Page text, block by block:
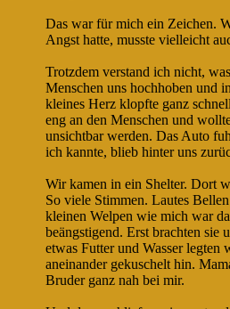
Das war für mich ein Zeichen.
Angst hatte, musste vielleicht
Trotzdem verstand ich nicht,
Menschen uns hochhoben und
kleines Herz klopfte ganz
eng an den Menschen und
unsichtbar werden. Das Auto
ich kannte, blieb hinter uns
Wir kamen in ein Shelter. Dort
So viele Stimmen. Lautes
kleinen Welpen wie mich war
beängstigend. Erst brachten sie
etwas Futter und Wasser legten
aneinander gekuschelt hin.
Bruder ganz nah bei mir.